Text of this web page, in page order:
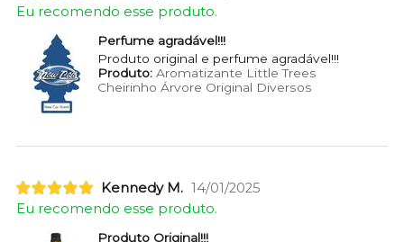
Eu recomendo esse produto.
Perfume agradável!!!
Produto original e perfume agradável!!!
Produto:Aromatizante Little Trees
Cheirinho Árvore Original Diversos
Kennedy M. 14/01/2025
Eu recomendo esse produto.
Produto Original!!!